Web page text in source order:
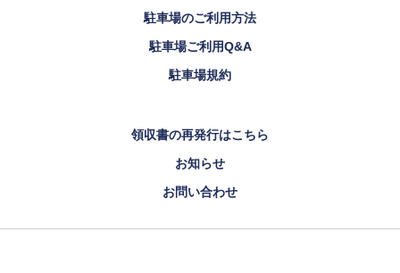
駐車場のご利用方法
駐車場ご利用Q&A
駐車場規約
領収書の再発行はこちら
お知らせ
お問い合わせ